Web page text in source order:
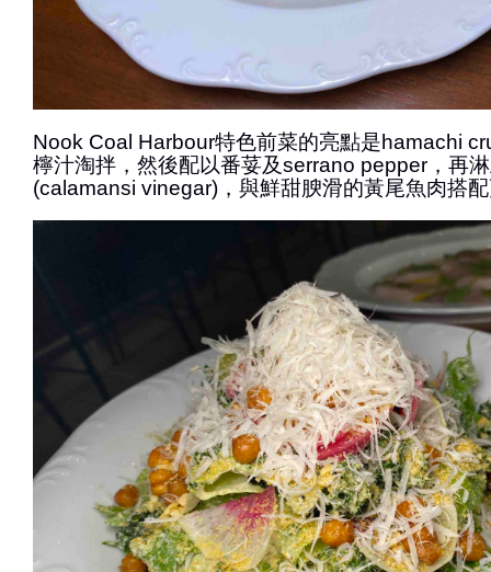
Nook Coal Harbour特色前菜的亮點是hamachi
檸汁淘拌，然後配以番荽及serrano pepper，再
(calamansi vinegar)，與鮮甜腴滑的黃尾魚肉搭